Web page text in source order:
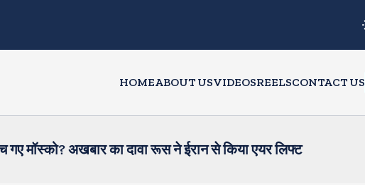
HOMEABOUT USVIDEOSREELSCONTACT US
गए मॉस्को? अखबार का दावा रूस ने ईरान से किया एयर लिफ्ट